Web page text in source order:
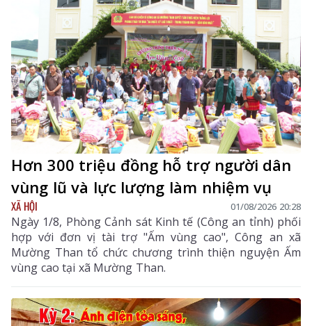
Hơn 300 triệu đồng hỗ trợ người dân
vùng lũ và lực lượng làm nhiệm vụ
XÃ HỘI 01/08/2026 20:28
Ngày 1/8, Phòng Cảnh sát Kinh tế (Công an tỉnh) phối
hợp với đơn vị tài trợ "Ấm vùng cao", Công an xã
Mường Than tổ chức chương trình thiện nguyện Ấm
vùng cao tại xã Mường Than.